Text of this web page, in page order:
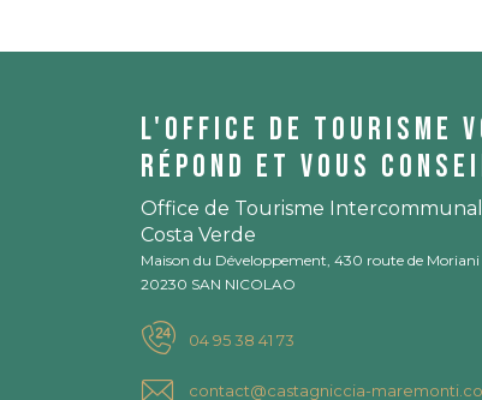
L'office de tourisme
répond et vous
Office de Tourisme
Costa Verde
Maison du Développement, 430 route de Moriani
20230 SAN NICOLAO
04 95 38 41 73
contact@castagniccia-